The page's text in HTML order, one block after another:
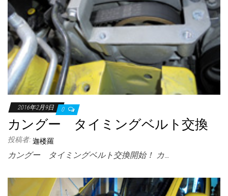
2016年2月9日 0
カングー タイミングベルト交換
投稿者: 迦楼羅
カングー タイミングベルト交換開始！ カ…